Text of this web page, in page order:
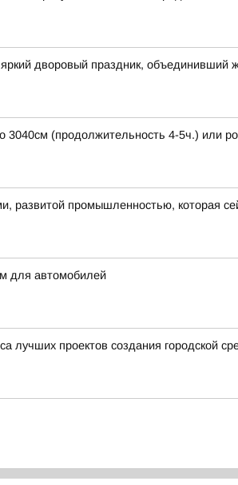
дворовый праздник, объединивший
3040см (продолжительность 4-5ч.) или
развитой промышленностью, которая
для автомобилей
лучших проектов создания городской